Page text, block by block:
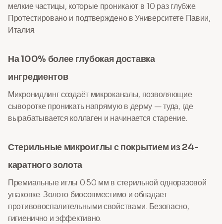
мелкие частицы, которые проникают в 10 раз глубже.
Протестировано и подтверждено в Университете Павии,
Италия.
На 100% более глубокая доставка
ингредиентов
Микронидлинг создаёт микроканалы, позволяющие
сыворотке проникать напрямую в дерму — туда, где
вырабатывается коллаген и начинается старение.
Стерильные микроиглы с покрытием из 24-
каратного золота
Премиальные иглы 0.50 мм в стерильной одноразовой
упаковке. Золото биосовместимо и обладает
противовоспалительными свойствами. Безопасно,
гигиенично и эффективно.